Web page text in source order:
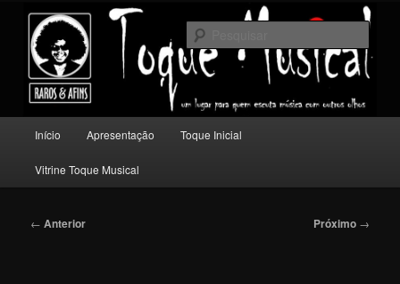
conteúdo
principalToque Musical
Um lugar para quem escuta música com outros olhos.
principal
Início Apresentação Toque Inicial
Vitrine Toque Musical
Navegação
← Anterior Próximo →